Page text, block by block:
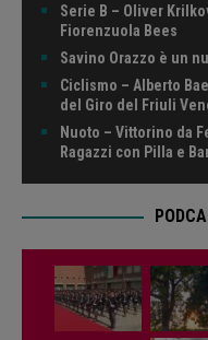
Serie B – Oliver
Fiorenzuola Bees
Savino Orazzo è un
Ciclismo – Alberto
del Giro del Friuli
Nuoto – Vittorino da
Ragazzi con Pilla e